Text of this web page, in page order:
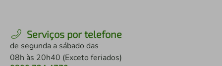
Serviços por telefone
de segunda a sábado das
08h às 20h40 (Exceto feriados)